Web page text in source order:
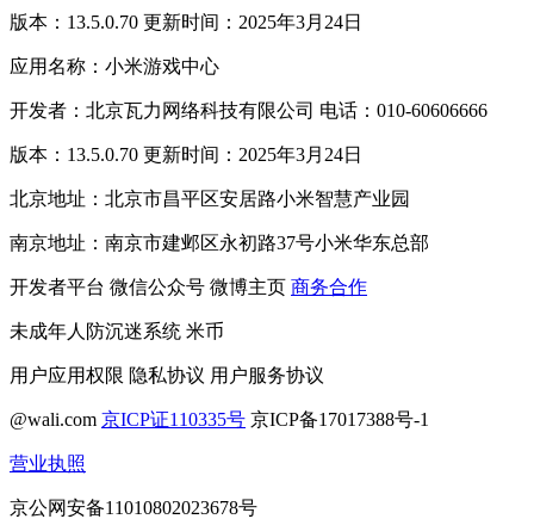
版本：13.5.0.70 更新时间：2025年3月24日
应用名称：小米游戏中心
开发者：北京瓦力网络科技有限公司 电话：010-60606666
版本：13.5.0.70 更新时间：2025年3月24日
北京地址：北京市昌平区安居路小米智慧产业园
南京地址：南京市建邺区永初路37号小米华东总部
开发者平台 微信公众号 微博主页 商务合作
未成年人防沉迷系统 米币
用户应用权限 隐私协议 用户服务协议
@wali.com 京ICP证110335号 京ICP备17017388号-1
营业执照
京公网安备11010802023678号